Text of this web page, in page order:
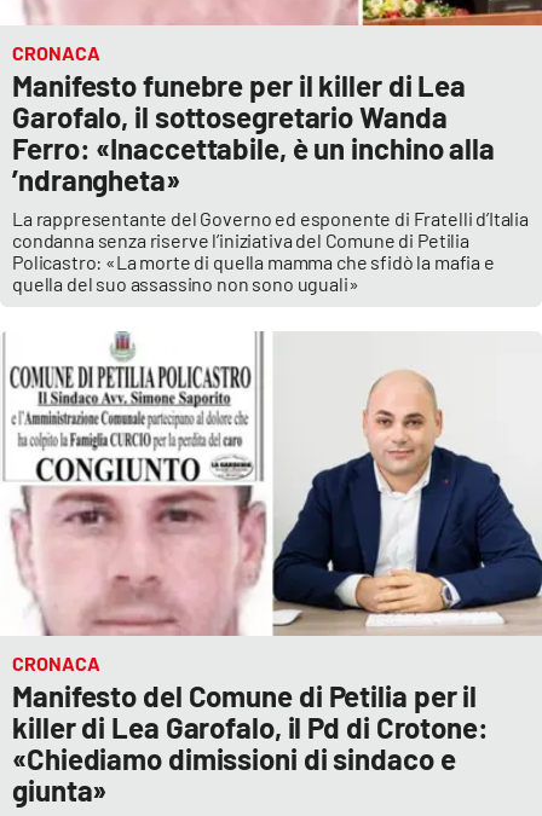
CRONACA
Manifesto funebre per il killer di Lea
Garofalo, il sottosegretario Wanda
Ferro: «Inaccettabile, è un inchino alla
’ndrangheta»
La rappresentante del Governo ed esponente di Fratelli d’Italia
condanna senza riserve l’iniziativa del Comune di Petilia
Policastro: «La morte di quella mamma che sfidò la mafia e
quella del suo assassino non sono uguali»
CRONACA
Manifesto del Comune di Petilia per il
killer di Lea Garofalo, il Pd di Crotone:
«Chiediamo dimissioni di sindaco e
giunta»